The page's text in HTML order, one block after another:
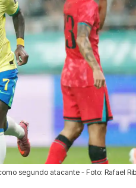
segundo atacante - Foto: Rafael